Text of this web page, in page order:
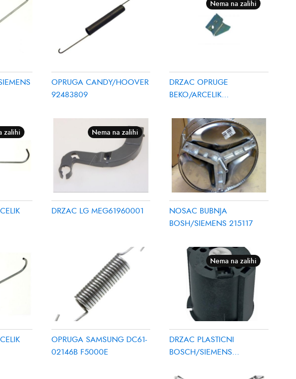
OPRUGA CANDY/HOOVER
92483809
Nema na zalihi
DRZAC OPRUGE
BEKO/ARCELIK
zalihi Nema na zalihi
DRZAC LG MEG61960001
NOSAC BUBNJA
BOSH/SIEMENS 215117
OPRUGA SAMSUNG DC61-
02146B F5000E
Nema na zalihi
DRZAC PLASTICNI
BOSCH/SIEMENS